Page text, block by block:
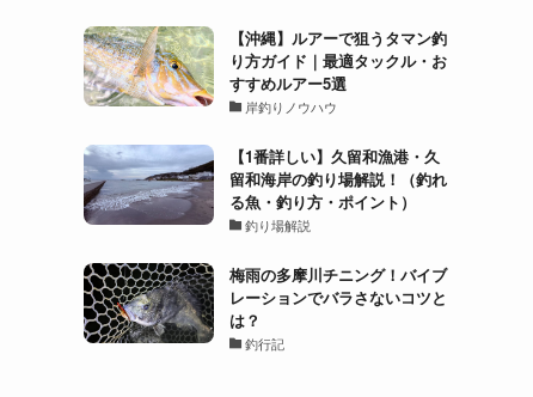
【沖縄】ルアーで狙うタマン釣
り方ガイド｜最適タックル・お
すすめルアー5選
岸釣りノウハウ
【1番詳しい】久留和漁港・久
留和海岸の釣り場解説！（釣れ
る魚・釣り方・ポイント）
釣り場解説
梅雨の多摩川チニング！バイブ
レーションでバラさないコツと
は？
釣行記